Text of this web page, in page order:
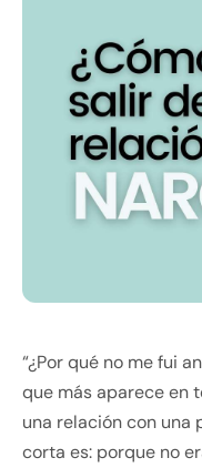
“¿Por qué no me fui
que más aparece en
una relación con una
corta es: porque no